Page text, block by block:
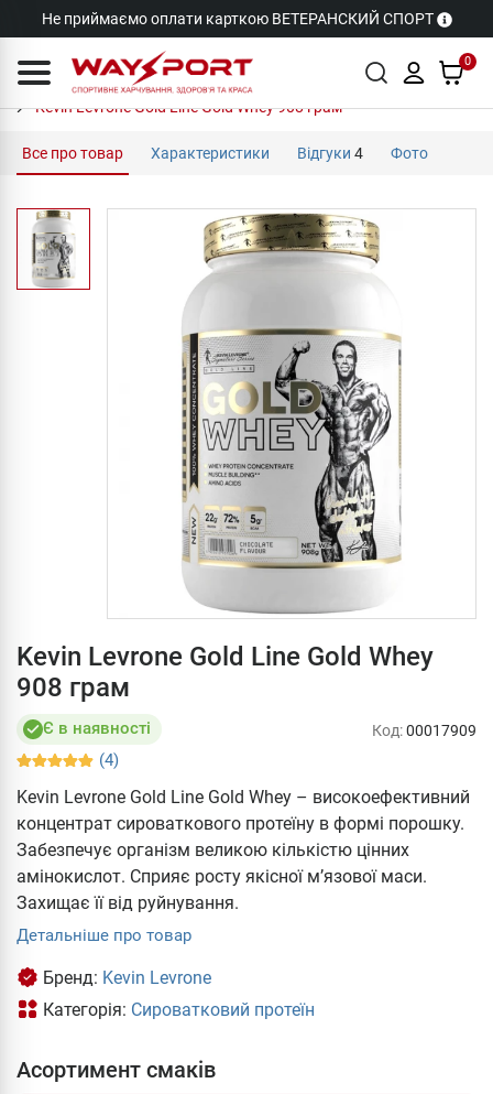
Не приймаємо оплати карткою ВЕТЕРАНСКИЙ СПОРТ
0
Kevin Levrone Gold Line Gold Whey 908 грам
Все про товар Характеристики Відгуки 4 Фото
Kevin Levrone Gold Line Gold Whey
908 грам
Є в наявності
(4)
Код:00017909
Kevin Levrone Gold Line Gold Whey – високоефективний
концентрат сироваткового протеїну в формі порошку.
Забезпечує організм великою кількістю цінних
амінокислот. Сприяє росту якісної м’язової маси.
Захищає її від руйнування.
Детальніше про товар
Бренд: Kevin Levrone
Категорія: Сироватковий протеїн
Асортимент смаків